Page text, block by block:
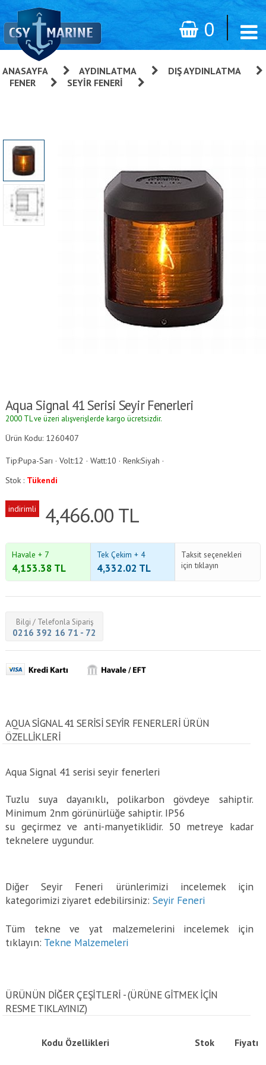
0
ANASAYFA »AYDINLATMA
DIŞ AYDINLATMA
FENER SEYIR FENERI
Aqua Signal 41 Serisi Seyir Fenerleri
2000 TL ve üzeri alışverişlerde kargo ücretsizdir.
Ürün Kodu: 1260407
Tip:Pupa-Sarı · Volt:12 · Watt:10 · Renk:Siyah ·
Stok : Tükendi
indirimli 4,466.00 TL
Havale + 7
4,153.38 TL
Tek Çekim + 4
4,332.02 TL
Taksit seçenekleri
için tıklayın
Bilgi / Telefonla Sipariş
0216 392 16 71 - 72
AQUA SIGNAL 41 SERISI SEYIR FENERLERI ÜRÜN
ÖZELLİKLERİ
Aqua Signal 41 serisi seyir fenerleri
Tuzlu suya dayanıklı, polikarbon gövdeye sahiptir.
Minimum 2nm görünürlüğe sahiptir. IP56
su geçirmez ve anti-manyetiklidir. 50 metreye kadar
teknelere uygundur.
Diğer Seyir Feneri ürünlerimizi incelemek için
kategorimizi ziyaret edebilirsiniz:Seyir Feneri
Tüm tekne ve yat malzemelerini incelemek için
tıklayın: Tekne Malzemeleri
ÜRÜNÜN DİĞER ÇEŞİTLERİ - (ÜRÜNE GITMEK IÇIN
RESME TIKLAYINIZ)
Kodu Özellikleri Stok Fiyatı